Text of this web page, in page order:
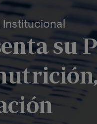
| Institucional
su